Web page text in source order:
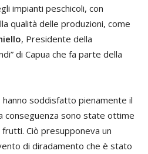
impianti peschicoli, con
qualità delle produzioni, come
, Presidente della
di Capua che fa parte della
soddisfatto pienamente il
conseguenza sono state ottime
Ciò presupponeva un
di diradamento che è stato